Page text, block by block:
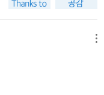
들에게는 너무나도 위
그들에게 대단히 신비
, 또 한 편으로는 너무
던 것. 과연 우주에서도
한 실험의 산물. 과연